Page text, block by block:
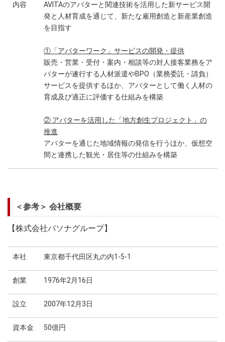
内容
AVITAのアバターと関連技術を活用した新サービス開
発と人材育成を通じて、新たな雇用創造と新産業創造
を目指す
①「アバターワーク」サービスの開発・提供
販売・営業・受付・案内・相談等の対人接客業務をア
バターが遂行する人材派遣やBPO（業務委託・請負）
サービスを提供するほか、アバターとして働く人材の
育成及び適正に評価する仕組みを構築
② アバターを活用した「地方創生プロジェクト」の
推進
アバターを通じた地域情報の発信を行うほか、仮想空
間と連携した観光・居住等の仕組みを構築
＜参考＞ 会社概要
【株式会社パソナグループ】
本社 東京都千代田区丸の内1-5-1
創業 1976年2月16日
設立 2007年12月3日
資本金 50億円